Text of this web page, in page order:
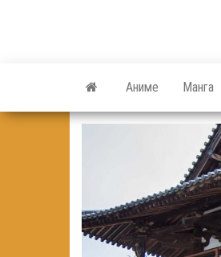
Аниме Манга